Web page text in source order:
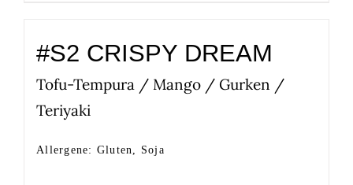
#S2 CRISPY DREAM
Tofu-Tempura / Mango / Gurken /
Teriyaki
Allergene: Gluten, Soja